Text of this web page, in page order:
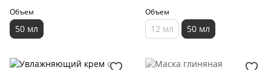
Объем
50 мл
Объем
12 мл 50 мл